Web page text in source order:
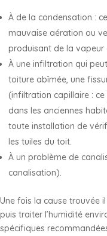
À de la condensation :
mauvaise aération ou
produisant de la vapeur
À une infiltration qui
toiture abîmée, une
(infiltration capillaire :
dans les anciennes
toute installation de
les tuiles du toit.
À un problème de
canalisation).
Une fois la cause trouvée
puis traiter l’humidité
spécifiques